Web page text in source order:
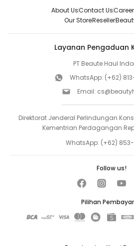
About UsContact Us
Our StoreReseller
Layanan Pengaduan
PT Beaute Haul
WhatsApp: (+62)
Email:
Direktorat Jenderal Perlindungan
Kementrian Perdagangan
WhatsApp: (+62) 853-
Pilihan
Follow us!